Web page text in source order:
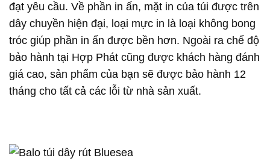
đạt yêu cầu. Về phần in ấn, mặt in của túi được trên
dây chuyền hiện đại, loại mực in là loại không bong
tróc giúp phần in ấn được bền hơn. Ngoài ra chế độ
bảo hành tại Hợp Phát cũng được khách hàng đánh
giá cao, sản phẩm của bạn sẽ được bảo hành 12
tháng cho tất cả các lỗi từ nhà sản xuất.